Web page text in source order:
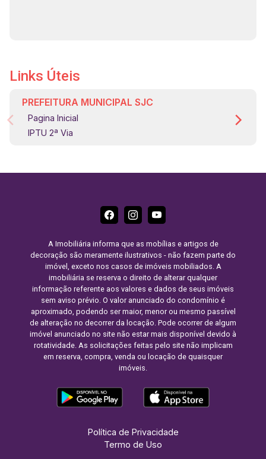
Links Úteis
PREFEITURA MUNICIPAL SJC
Pagina Inicial
IPTU 2ª Via
A Imobiliária informa que as mobílias e artigos de
decoração são meramente ilustrativos - não fazem parte do
imóvel, exceto nos casos de imóveis mobiliados. A
imobiliária se reserva o direito de alterar qualquer
informação referente aos valores e dados de seus imóveis
sem aviso prévio. O valor anunciado do condomínio é
aproximado, podendo ser maior, menor ou mesmo passível
de alteração no decorrer da locação. Pode ocorrer de algum
imóvel anunciado no site não estar mais disponível devido à
rotatividade. As solicitações feitas pelo site não implicam
em reserva, compra, venda ou locação de quaisquer
imóveis.
Política de Privacidade
Termo de Uso